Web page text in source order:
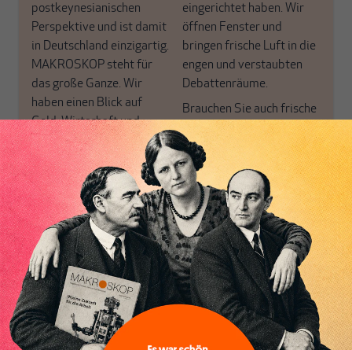
postkeynesianischen
Perspektive und ist damit
in Deutschland einzigartig.
MAKROSKOP steht für
das große Ganze. Wir
haben einen Blick auf
Geld, Wirtschaft und
Politik, den Sie so
woanders nicht finden.
Dabei leben wir von
unseren Autoren, ihren
Recherchen, ihrem Wissen
und ihrem Enthusiasmus.
Gemeinsam scheren wir
aus den schmaler
werdenden Leitplanken
des Denkens aus.
eingerichtet haben. Wir
öffnen Fenster und
bringen frische Luft in die
engen und verstaubten
Debattenräume.
Brauchen Sie auch frische
Luft? Dann folgen Sie
einfach dem Button.
ABONNIEREN SIE
MAKROSKOP
Schon Abonnent? Dann
hier einloggen